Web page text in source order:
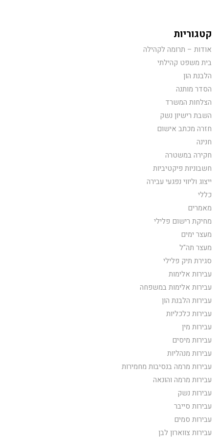
קטגוריות
אודות – תרומה לקהילה
בית משפט קהילתי
הלבנת הון
הסדר מותנה
הצלחות המשרד
השבת רישיון נשק
חזרה מכתב אישום
חנינה
חקירה במשטרה
חשבוניות פיקטיביות
ייצוג וליווי נפגעי עבירה
כללי
מאמרים
מחיקת רישום פלילי
מעצר ימים
מעצר תה"ל
סגירת תיק פלילי
עבירות אלימות
עבירות אלימות במשפחה
עבירות הלבנת הון
עבירות כלכליות
עבירות מין
עבירות מיסים
עבירות מנהליות
עבירות מרמה בנסיבות מחמירות
עבירות מרמה והונאה
עבירות נשק
עבירות סייבר
עבירות סמים
עבירות צווארון לבן